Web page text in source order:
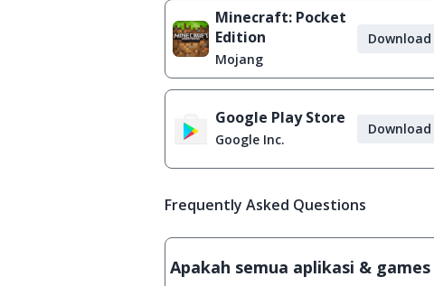
Minecraft: Pocket
Edition
Mojang
Download
Google Play Store
Google Inc.
Download
Frequently Asked Questions
Apakah semua aplikasi &